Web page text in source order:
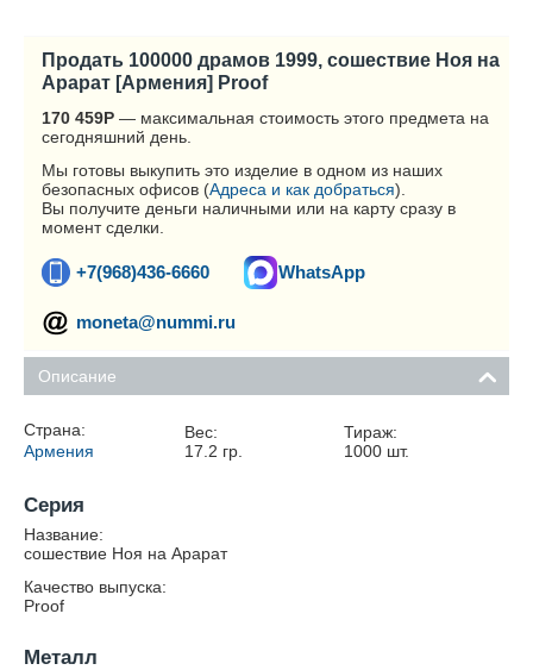
Продать 100000 драмов 1999, сошествие Ноя на
Арарат [Армения] Proof
170 459Р — максимальная стоимость этого предмета на
сегодняшний день.
Мы готовы выкупить это изделие в одном из наших
безопасных офисов (Адреса и как добраться).
Вы получите деньги наличными или на карту сразу в
момент сделки.
+7(968)436-6660 WhatsApp
moneta@nummi.ru
Описание
Страна:
Армения
Вес:
17.2 гр.
Тираж:
1000 шт.
Серия
Название:
сошествие Ноя на Арарат
Качество выпуска:
Proof
Металл